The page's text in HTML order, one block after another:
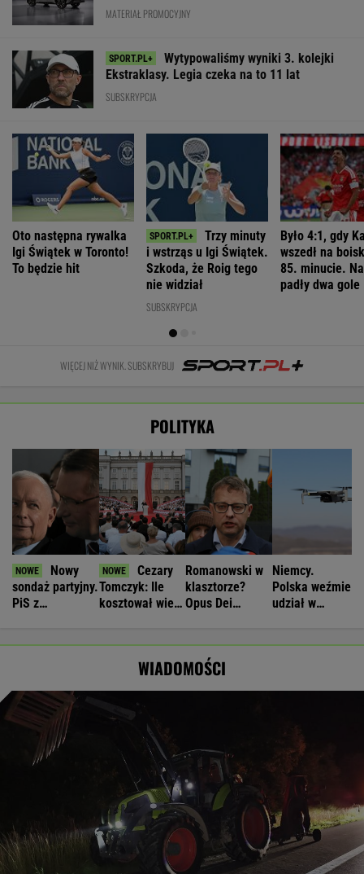
MATERIAŁ PROMOCYJNY
Wytypowaliśmy wyniki 3. kolejki
Ekstraklasy. Legia czeka na to 11 lat
SUBSKRYPCJA
Oto następna rywalka
Igi Świątek w Toronto!
To będzie hit
Trzy minuty
i wstrząs u Igi Świątek.
Szkoda, że Roig tego
nie widział
SUBSKRYPCJA
Było 4:1, gdy
wszedł na
85. minucie.
padły dwa gole
WIĘCEJ NIŻ WYNIK. SUBSKRYBUJ
POLITYKA
Nowy
sondaż partyjny.
PiS z
Cezary
Tomczyk: Ile
kosztował wiec
Romanowski w
klasztorze?
Opus Dei
Niemcy.
Polska weźmie
udział w
WIADOMOŚCI